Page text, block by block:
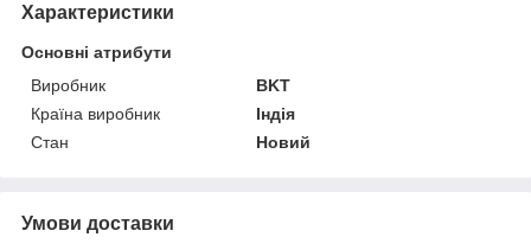
Характеристики
Основні атрибути
Виробник
BKT
Країна виробник
Індія
Стан
Новий
Умови доставки